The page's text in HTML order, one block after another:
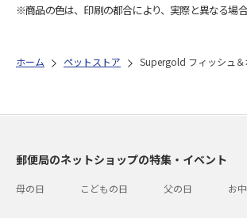
※商品の色は、印刷の都合により、実際と異なる場合
ホーム ペットストア Supergold フィッシュ
郵便局のネットショップの特集・イベント
母の日 こどもの日 父の日 お